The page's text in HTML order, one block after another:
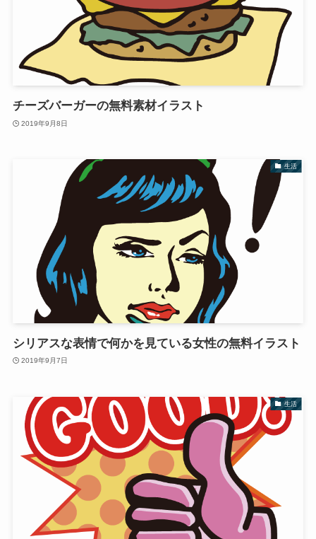
チーズバーガーの無料素材イラスト
2019年9月8日
生活
シリアスな表情で何かを見ている女性の無料イラスト
2019年9月7日
生活